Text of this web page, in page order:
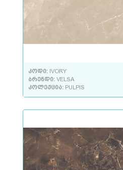
კოდი: IVORY
ბრენდი: VELSA
კოლექცია: PULPIS